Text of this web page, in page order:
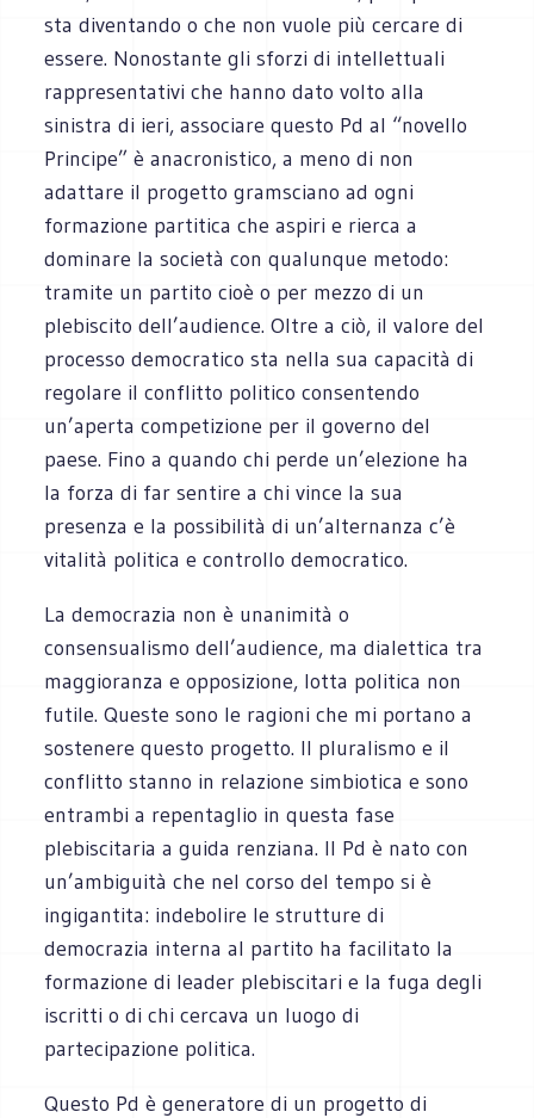
sta diventando o che non vuole più cercare di
essere. Nonostante gli sforzi di intellettuali
rappresentativi che hanno dato volto alla
sinistra di ieri, associare questo Pd al “novello
Principe” è anacronistico, a meno di non
adattare il progetto gramsciano ad ogni
formazione partitica che aspiri e rierca a
dominare la società con qualunque metodo:
tramite un partito cioè o per mezzo di un
plebiscito dell’audience. Oltre a ciò, il valore del
processo democratico sta nella sua capacità di
regolare il conflitto politico consentendo
un’aperta competizione per il governo del
paese. Fino a quando chi perde un’elezione ha
la forza di far sentire a chi vince la sua
presenza e la possibilità di un’alternanza c’è
vitalità politica e controllo democratico.
La democrazia non è unanimità o
consensualismo dell’audience, ma dialettica tra
maggioranza e opposizione, lotta politica non
futile. Queste sono le ragioni che mi portano a
sostenere questo progetto. Il pluralismo e il
conflitto stanno in relazione simbiotica e sono
entrambi a repentaglio in questa fase
plebiscitaria a guida renziana. Il Pd è nato con
un’ambiguità che nel corso del tempo si è
ingigantita: indebolire le strutture di
democrazia interna al partito ha facilitato la
formazione di leader plebiscitari e la fuga degli
iscritti o di chi cercava un luogo di
partecipazione politica.
Questo Pd è generatore di un progetto di